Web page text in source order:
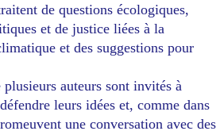
de questions écologiques,
et de justice liées à la
et des suggestions pour
plusieurs auteurs sont invités à
leurs idées et, comme dans
une conversation avec des